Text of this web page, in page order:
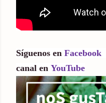
Síguenos en Facebook
canal en YouTube